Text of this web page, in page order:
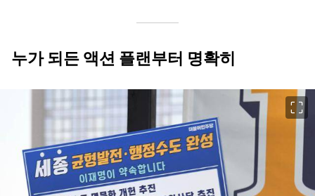
누가 되든 액션 플랜부터 명확히